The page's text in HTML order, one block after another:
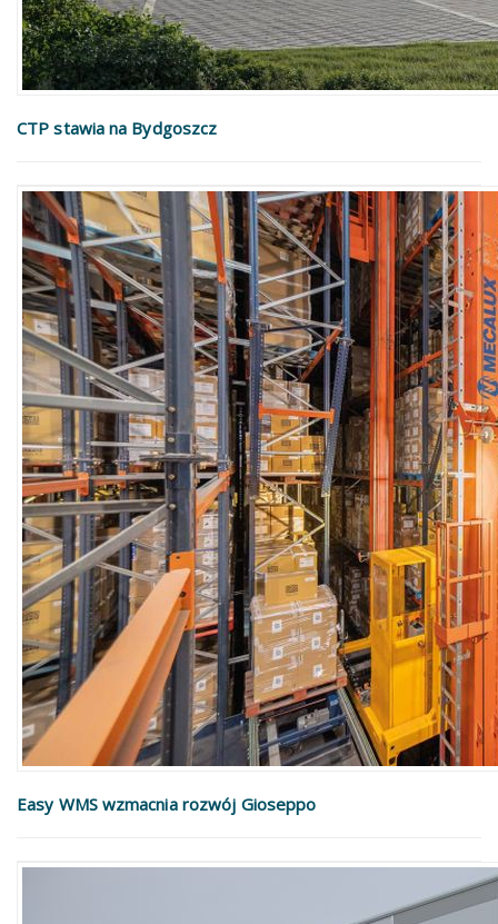
CTP stawia na Bydgoszcz
Easy WMS wzmacnia rozwój Gioseppo